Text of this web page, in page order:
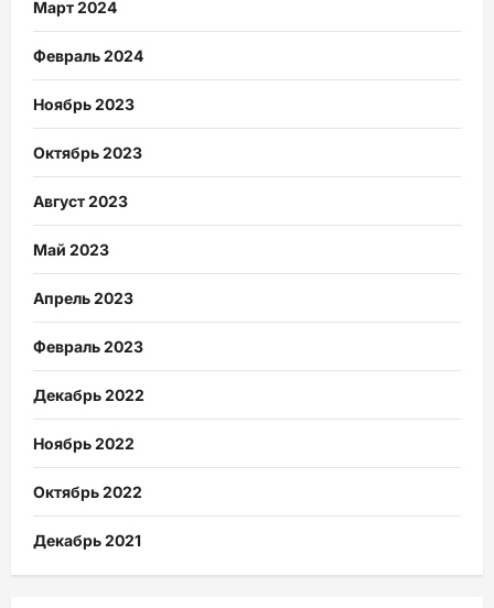
Март 2024
Февраль 2024
Ноябрь 2023
Октябрь 2023
Август 2023
Май 2023
Апрель 2023
Февраль 2023
Декабрь 2022
Ноябрь 2022
Октябрь 2022
Декабрь 2021